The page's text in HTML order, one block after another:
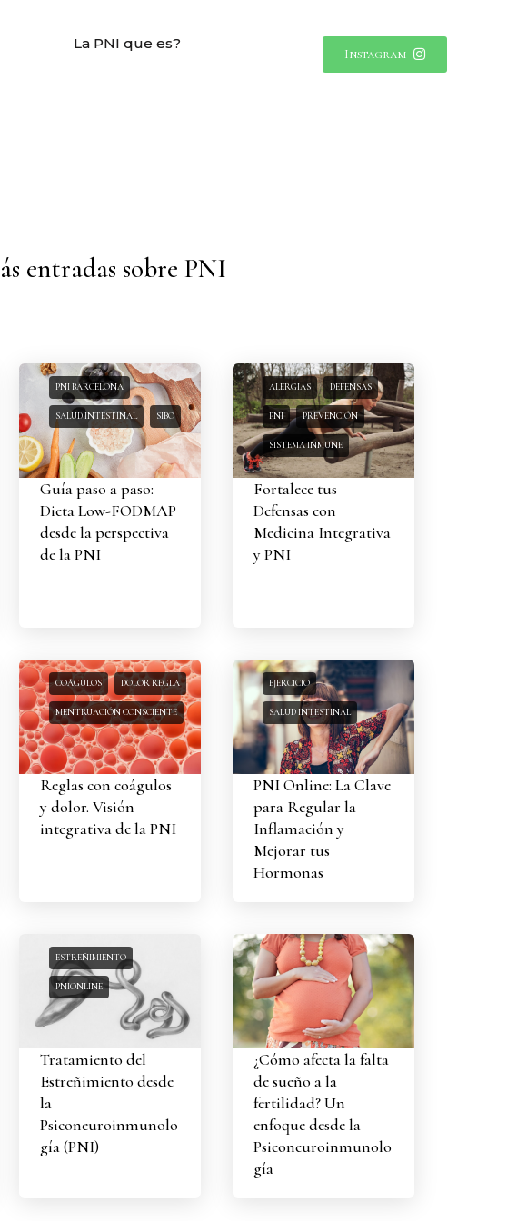
La PNI que es?
Instagram
entradas sobre PNI
PNI BARCELONA
SALUD INTESTINAL SIBO
Guía paso a paso:
Dieta Low-FODMAP
desde la perspectiva
de la PNI
ALERGIAS DEFENSAS
PNI PREVENCIÓN
SISTEMA INMUNE
Fortalece tus
Defensas con
Medicina Integrativa
y PNI
COÁGULOS DOLOR REGLA
MENTRUACIÓN CONSCIENTE
Reglas con coágulos
y dolor. Visión
integrativa de la PNI
EJERCICIO
SALUD INTESTINAL
PNI Online: La Clave
para Regular la
Inflamación y
Mejorar tus
Hormonas
ESTREÑIMIENTO
PNIONLINE
Tratamiento del
Estreñimiento desde
la
Psiconeuroinmunolo
gía (PNI)
¿Cómo afecta la falta
de sueño a la
fertilidad? Un
enfoque desde la
Psiconeuroinmunolo
gía